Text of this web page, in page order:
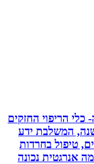
החזקים
כ-18 שנה, המשלבת ידע
בחרדות
נכונה